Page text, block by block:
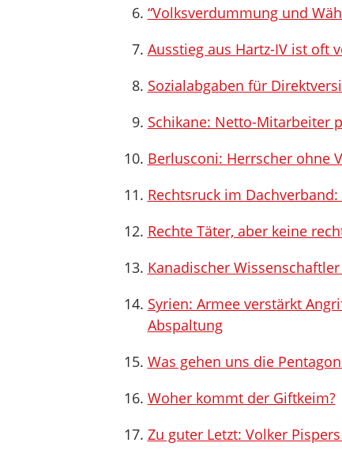
“Volksverdummung und
Ausstieg aus Hartz-IV ist oft
Sozialabgaben für
Schikane: Netto-Mitarbeiter
Berlusconi: Herrscher ohne
Rechtsruck im
Rechte Täter, aber keine
Kanadischer
Syrien: Armee verstärkt
Abspaltung
Was gehen uns die
Woher kommt der Giftkeim?
Zu guter Letzt: Volker